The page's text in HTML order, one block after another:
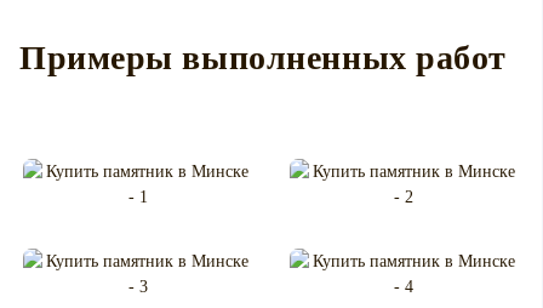
Примеры выполненных работ